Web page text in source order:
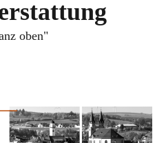
oben"